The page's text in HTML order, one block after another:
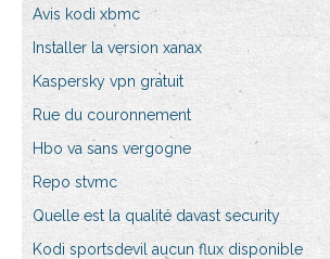
Avis kodi xbmc
Installer la version xanax
Kaspersky vpn gratuit
Rue du couronnement
Hbo va sans vergogne
Repo stvmc
Quelle est la qualité davast security
Kodi sportsdevil aucun flux disponible